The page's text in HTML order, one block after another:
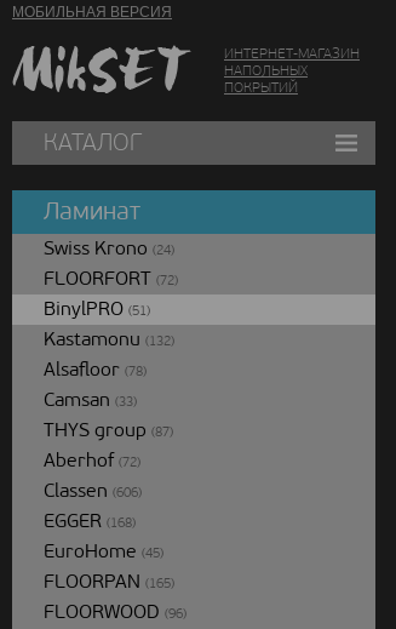
МОБИЛЬНАЯ ВЕРСИЯ
ИНТЕРНЕТ-МАГАЗИН
НАПОЛЬНЫХ
ПОКРЫТИЙ
КАТАЛОГ
Ламинат
Swiss Krono (24)
FLOORFORT (72)
BinylPRO (51)
Kastamonu (132)
Alsafloor (78)
Camsan (33)
THYS group (87)
Aberhof (72)
Classen (606)
EGGER (168)
EuroHome (45)
FLOORPAN (165)
FLOORWOOD (96)